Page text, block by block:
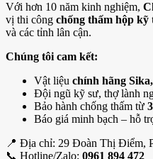
Với hơn 10 năm kinh nghiệm,
vị thi công chống thấm hộp kỹ
và các tỉnh lân cận.
Chúng tôi cam kết:
Vật liệu chính hãng
Đội ngũ kỹ sư, thợ lành
Bảo hành chống thấm từ
Báo giá minh bạch – hỗ
📍 Địa chỉ: 29 Đoàn Thị Điểm,
📞 Hotline/Zalo: 0961 894 472